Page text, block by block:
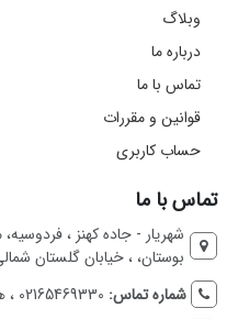
وبلاگ
درباره ما
تماس با ما
قوانین و مقررات
حساب کاربری
تماس با ما
شهریار - جاده کهنز ،
بوستان، ، خیابان گلستان شمالی، پلاک 7،
شماره تماس: 02165469330 ، همراه : 09120809195